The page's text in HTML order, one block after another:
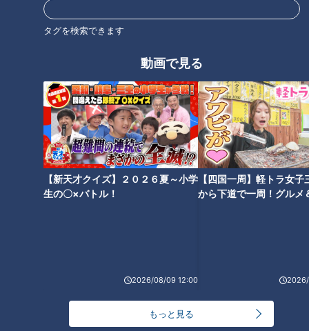
タグを検索できます
動画で見る
【新天才クイズ】２０２６夏～小学
生の〇×バトル！
2026/08/09 12:00
【四国一周】軽トラ女子
から下道で一周！グルメ
もっと見る
「心筋梗塞」生死の分かれ道は？…“夏の厳しい暑
NEW